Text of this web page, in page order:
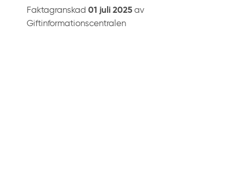
Faktagranskad 01 juli 2025 av
Giftinformationscentralen